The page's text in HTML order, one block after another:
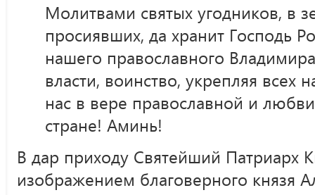
Молитвами святых угодников, в
просиявших, да хранит Господь
нашего православного
власти, воинство, укрепляя всех
нас в вере православной и
стране! Аминь!
В дар приходу Святейший Патриарх
изображением благоверного князя